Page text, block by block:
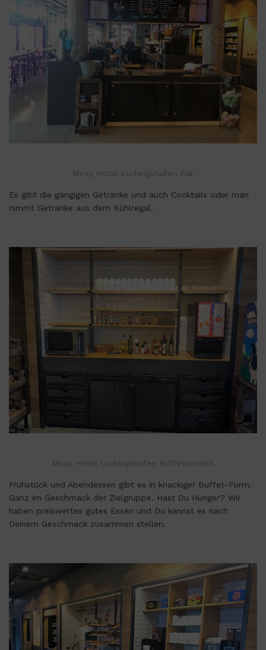
Moxy Hotel Ludwigshafen Bar
Es gibt die gängigen Getränke und auch Cocktails oder man
nimmt Getränke aus dem Kühlregal.
Moxy Hotel Ludwigshafen Buffetbereich
Frühstück und Abendessen gibt es in knackiger Buffet-Form.
Ganz im Geschmack der Zielgruppe. Hast Du Hunger? Wir
haben preiswertes gutes Essen und Du kannst es nach
Deinem Geschmack zusammen stellen.